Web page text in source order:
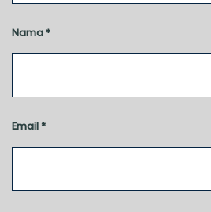
Nama *
Email *